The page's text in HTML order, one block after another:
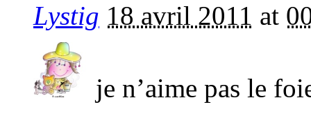
Lystig 18 avril 2011 at
je n’aime pas le